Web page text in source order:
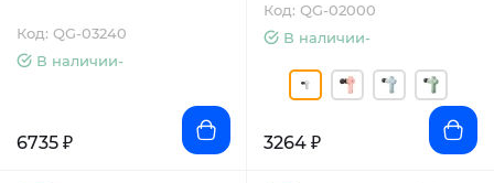
Код: QG-03240
В наличии-
6735 ₽
Код: QG-02000
В наличии-
3264 ₽